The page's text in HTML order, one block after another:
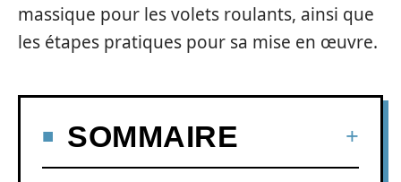
massique pour les volets roulants, ainsi que
les étapes pratiques pour sa mise en œuvre.
SOMMAIRE